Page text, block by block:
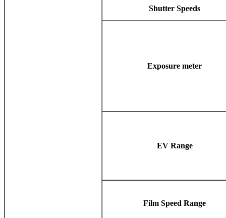
Shutter Speeds
Exposure meter
EV Range
Film Speed Range